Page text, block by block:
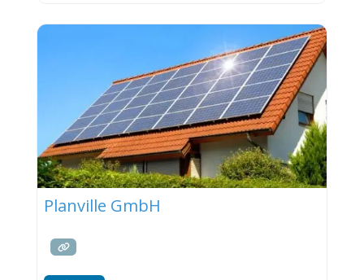
Planville GmbH